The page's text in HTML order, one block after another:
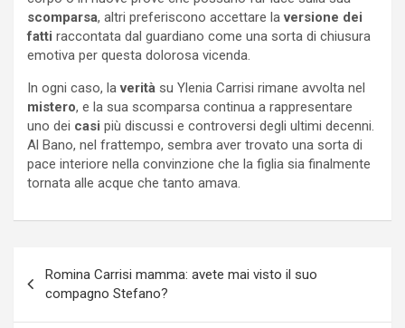
scomparsa, altri preferiscono accettare laversione dei
fatti raccontata dal guardiano come una sorta di chiusura
emotiva per questa dolorosa vicenda.
In ogni caso, laverità su Ylenia Carrisi rimane avvolta nel
mistero, e la sua scomparsa continua a rappresentare
uno dei casi più discussi e controversi degli ultimi decenni.
Al Bano, nel frattempo, sembra aver trovato una sorta di
pace interiore nella convinzione che la figlia sia finalmente
tornata alle acque che tanto amava.
articoli
Romina Carrisi mamma: avete mai visto il suo
compagno Stefano?